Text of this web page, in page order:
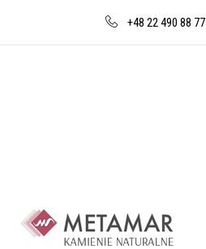
+48 22 490 88 77